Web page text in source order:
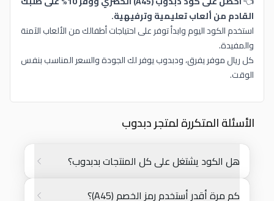
القادم من ألعاب تعليمية وترفيهية.
استخدم الكود اليوم وابدأ توفر على احتياجات أطفالك من الألعاب الآمنة
والمفيدة.
كل ريال موفر يفرق، ودبدوب يوفر لك الجودة والسعر المناسب بنفس
الوقت.
الأسئلة المتكررة لمتجر دبدوب
هل الكود يشتغل على كل المنتجات بدبدوب؟
كم مرة أقدر أستخدم رمز الخصم (A45)؟